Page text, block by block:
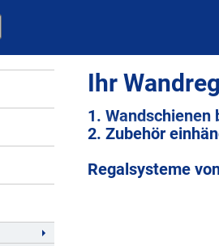
Ihr
1. Wandschienen
2. Zubehör
Regalsysteme